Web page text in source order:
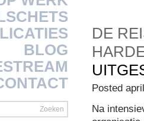
BLOG
DE
Posted
Na